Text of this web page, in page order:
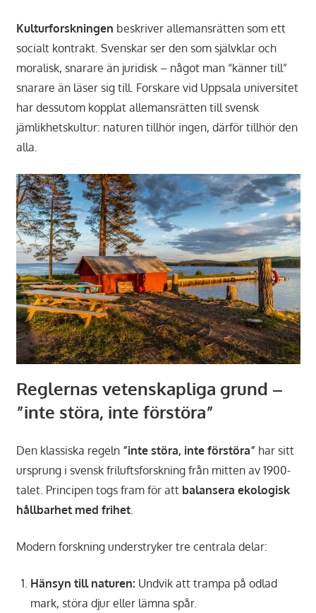
Kulturforskningen beskriver allemansrätten som ett
socialt kontrakt. Svenskar ser den som självklar och
moralisk, snarare än juridisk – något man “känner till”
snarare än läser sig till. Forskare vid Uppsala universitet
har dessutom kopplat allemansrätten till svensk
jämlikhetskultur: naturen tillhör ingen, därför tillhör den
alla.
Reglernas vetenskapliga grund –
”inte störa, inte förstöra”
Den klassiska regeln ”inte störa, inte förstöra” har sitt
ursprung i svensk friluftsforskning från mitten av 1900-
talet. Principen togs fram för att balansera ekologisk
hållbarhet med frihet.
Modern forskning understryker tre centrala delar:
Hänsyn till naturen: Undvik att trampa på odlad
mark, störa djur eller lämna spår.